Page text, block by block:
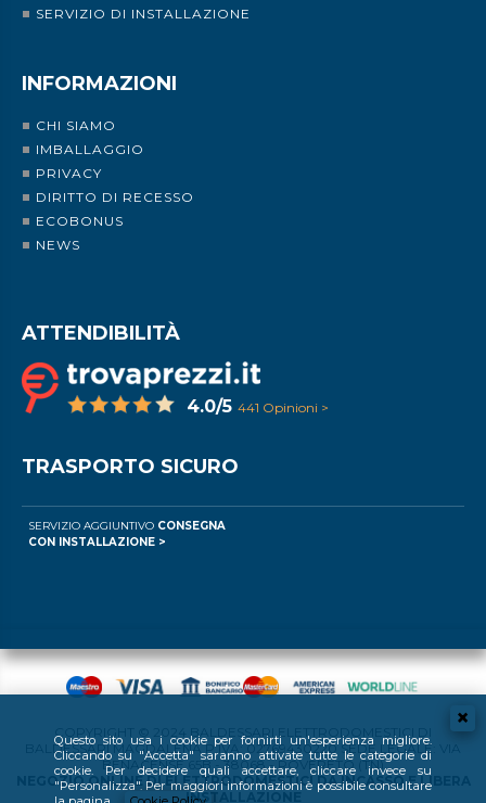
Questo sito usa i cookie per fornirti un'esperienza migliore.
Cliccando su "Accetta" saranno attivate tutte le categorie di
cookie. Per decidere quali accettare, cliccare invece su
"Personalizza". Per maggiori informazioni è possibile consultare
SERVIZIO DI INSTALLAZIONE
INFORMAZIONI
CHI SIAMO
IMBALLAGGIO
PRIVACY
DIRITTO DI RECESSO
ECOBONUS
NEWS
ATTENDIBILITÀ
4.0/5 441 Opinioni >
TRASPORTO SICURO
SERVIZIO AGGIUNTIVO CONSEGNA
CON INSTALLAZIONE >
COPYRIGHT © 2024 BALDESSARI ELETTRODOMESTICI DI
BALDESSARI MAGDALENA P.IVA: 02769430220 SEDE LEGALE: VIA
BENACENSE 65B - 38068 - ROVERETO (TN)
NEGOZIO ONLINE DI ELETTRODOMESTICI DA INCASSO E LIBERA
INSTALLAZIONE